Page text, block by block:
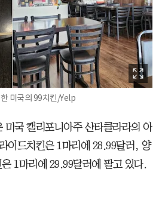
미국의 99치킨/Yelp
미국 캘리포니아주 산타클라라의 아
이드치킨은 1마리에 28.99달러, 양
1마리에 29.99달러에 팔고 있다.